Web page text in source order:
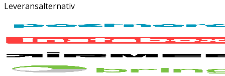
Leveransalternativ